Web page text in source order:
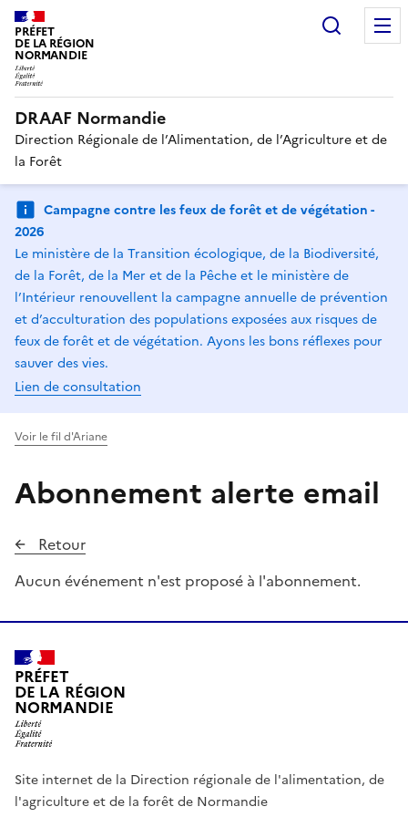
PRÉFET
DE LA RÉGION
NORMANDIE
DRAAF Normandie
Direction Régionale de l’Alimentation, de l’Agriculture et de
la Forêt
Campagne contre les feux de forêt et de végétation -
2026
Le ministère de la Transition écologique, de la Biodiversité,
de la Forêt, de la Mer et de la Pêche et le ministère de
l’Intérieur renouvellent la campagne annuelle de prévention
et d’acculturation des populations exposées aux risques de
feux de forêt et de végétation. Ayons les bons réflexes pour
sauver des vies.
Lien de consultation
Voir le fil d'Ariane
Abonnement alerte email
Retour
Aucun événement n'est proposé à l'abonnement.
PRÉFET
DE LA RÉGION
NORMANDIE
Site internet de la Direction régionale de l'alimentation, de
l'agriculture et de la forêt de Normandie